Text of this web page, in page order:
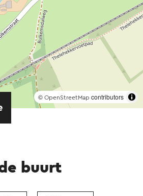
© OpenStreetMap contributors
buurt